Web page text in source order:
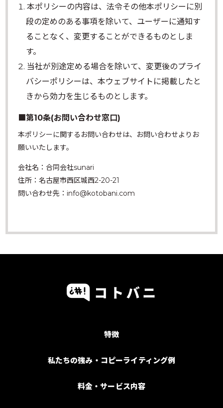
本ポリシーの内容は、法令その他本ポリシーに別
段の定めのある事項を除いて、ユーザーに通知す
ることなく、変更することができるものとしま
す。
当社が別途定める場合を除いて、変更後のプライ
バシーポリシーは、本ウェブサイトに掲載したと
きから効力を生じるものとします。
■第10条(お問い合わせ窓口)
本ポリシーに関するお問い合わせは、お問い合わせよりお
願いいたします。
会社名：合同会社sunari
住所：名古屋市西区城西2-20-21
問い合わせ先：info@kotobani.com
特徴
私たちの強み・コピーライティング例
料金・サービス内容